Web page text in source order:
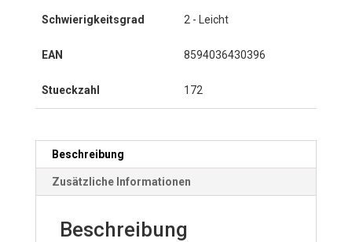
Schwierigkeitsgrad 2 - Leicht
EAN 8594036430396
Stueckzahl 172
Beschreibung
Zusätzliche Informationen
Beschreibung